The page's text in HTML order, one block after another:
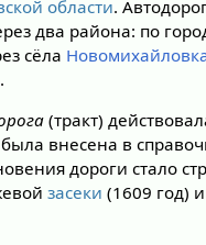
области.
два района: по
сёла
.
(тракт)
была внесена в
дороги стало
засеки (1609 год)